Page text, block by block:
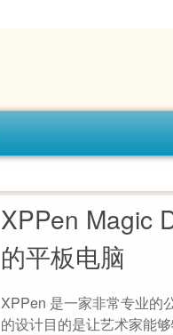
XPPen Magic
的平板电脑
XPPen 是一家非常专业的
的设计目的是让艺术家能